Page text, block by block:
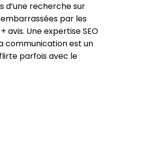
d’une recherche sur
par les
Une expertise SEO
communication est un
parfois avec le